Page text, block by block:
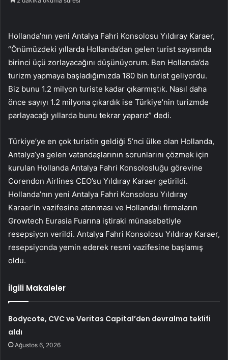
Hollanda’nın yeni Antalya Fahri Konsolosu Yıldıray Karaer,
“Önümüzdeki yıllarda Hollanda’dan gelen turist sayısında
birinci üçü zorlayacağını düşünüyorum. Ben Hollanda’da
turizm yapmaya başladığımızda 180 bin turist geliyordu.
Biz bunu 1.2 milyon turiste kadar çıkarmıştık. Nasıl daha
önce sayıyı 1.2 milyona çıkardık ise Türkiye’nin turizmde
parlayacağı yıllarda bunu tekrar yaparız” dedi.
Türkiye’ye en çok turistin geldiği 5’nci ülke olan Hollanda,
Antalya’ya gelen vatandaşlarının sorunlarını çözmek için
kurulan Hollanda Antalya Fahri Konsolosluğu görevine
Corendon Airlines CEO’su Yıldıray Karaer getirildi.
Hollanda’nın yeni Antalya Fahri Konsolosu Yıldıray
Karaer’in vazifesine atanması ve Hollandalı firmaların
Growtech Eurasia Fuarına iştiraki münasebetiyle
resepsiyon verildi. Antalya Fahri Konsolosu Yıldıray Karaer,
resepsiyonda yemin ederek resmi vazifesine başlamış
oldu.
İlgili Makaleler
Bodycote, CVC ve Veritas Capital’den devralma teklifi
aldı
Ağustos 6, 2026